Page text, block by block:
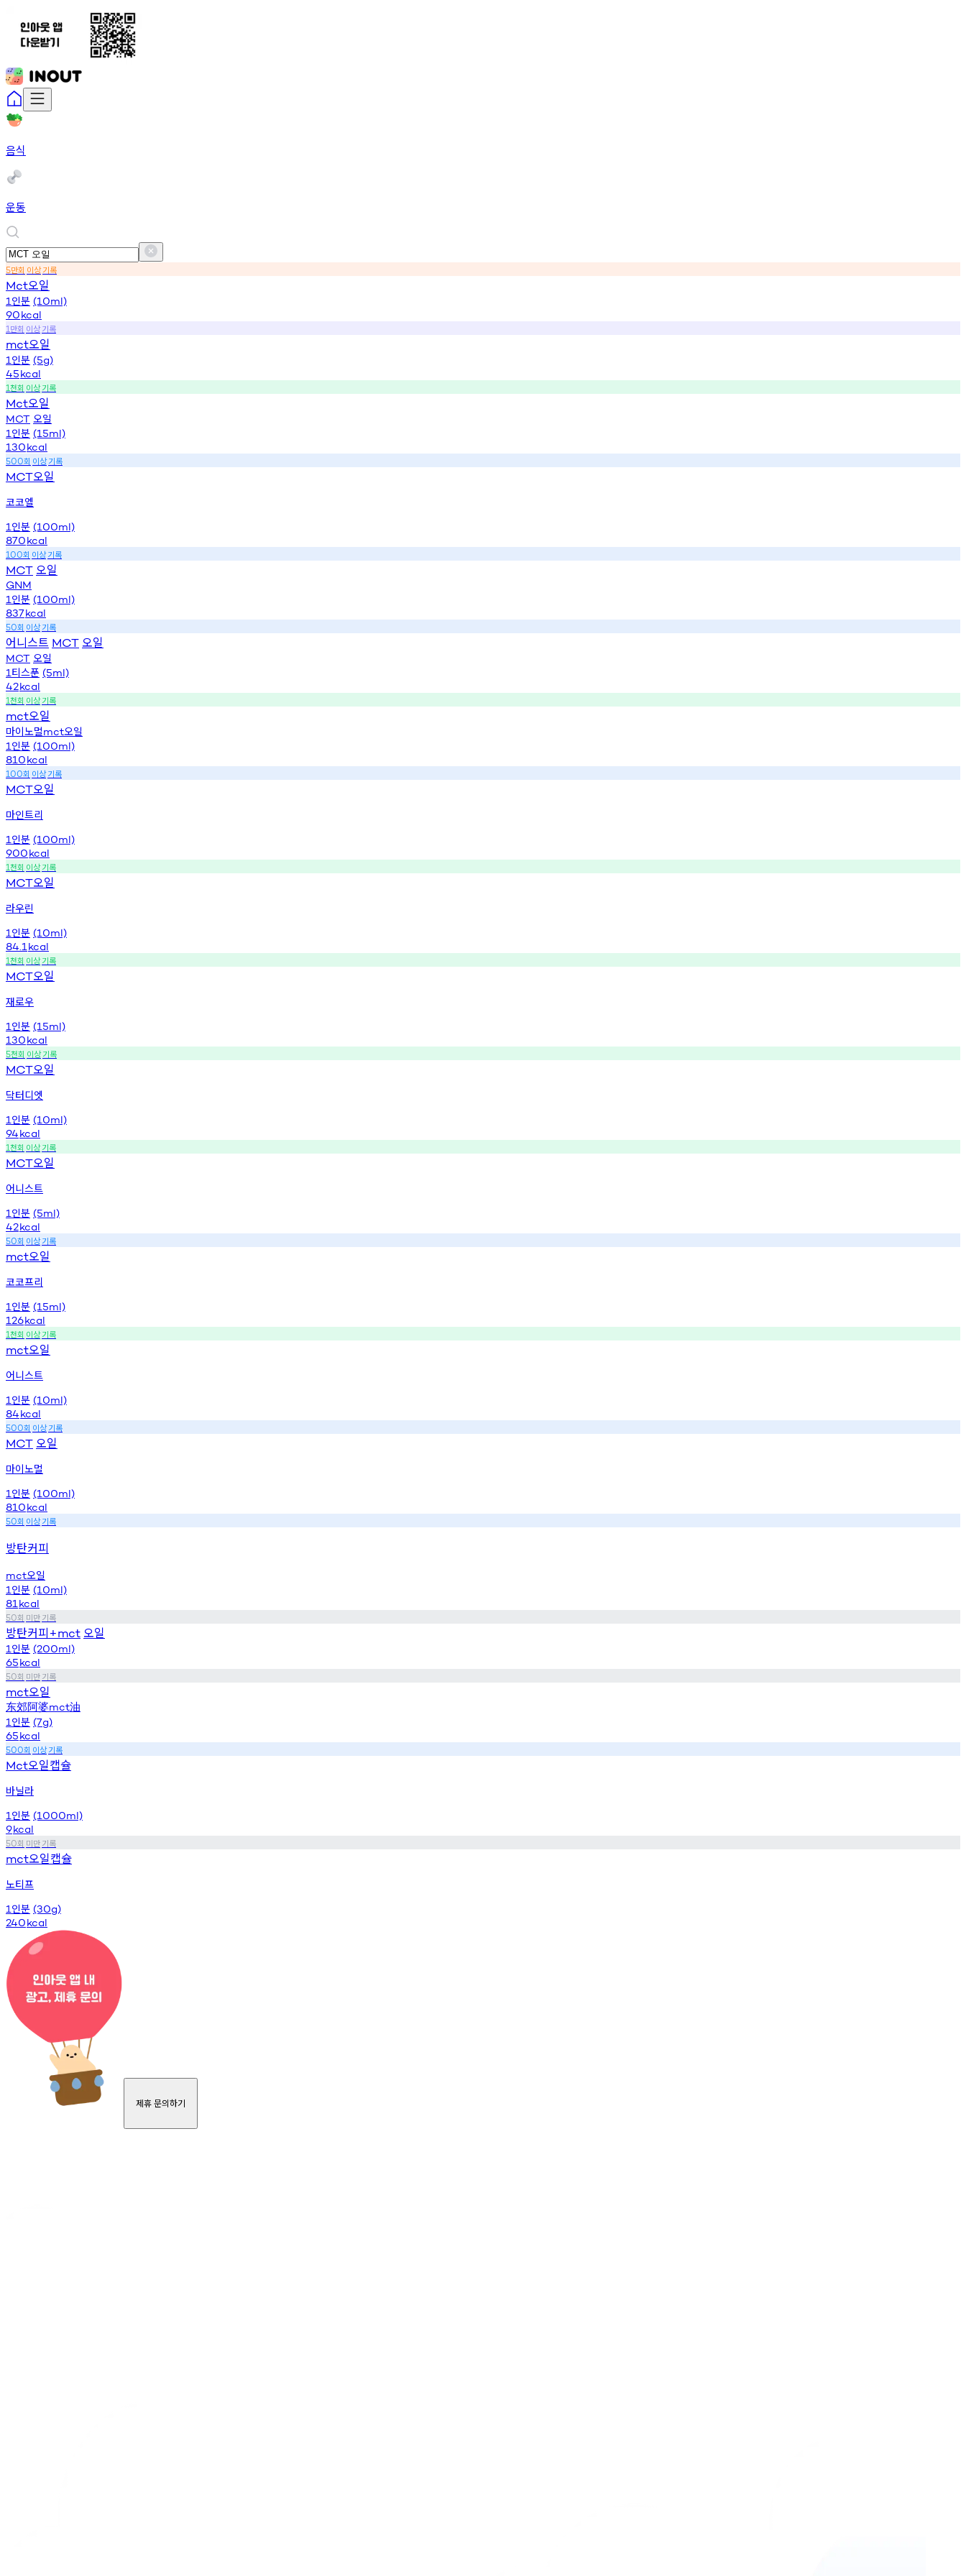
음식
운동
5만회 이상기록
Mct오일
1 인분 (10ml)
90kcal
1 만회 이상기록
mct오일
1 인분 (5g)
45kcal
1천회 이상기록
Mct오일
MCT 오일
1 인분 (15ml)
130kcal
500회 이상기록
MCT오일
코코엘
1 인분 (100ml)
870kcal
100회 이상기록
MCT 오일
GNM
1 인분 (100ml)
837kcal
50회 이상기록
어니스트 MCT 오일
MCT 오일
1 티스푼 (5ml)
42kcal
1천회 이상기록
mct오일
마이노멀mct오일
1 인분 (100ml)
810kcal
100회 이상기록
MCT오일
마인트리
1 인분 (100ml)
900kcal
1천회 이상기록
MCT오일
라우린
1 인분 (10ml)
84.1 kcal
1천회 이상기록
MCT오일
재로우
1 인분 (15ml)
130kcal
5천회 이상기록
MCT오일
닥터디엣
1 인분 (10ml)
94kcal
1천회 이상기록
MCT오일
어니스트
1 인분 (5ml)
42kcal
50회 이상기록
mct오일
코코프리
1 인분 (15ml)
126kcal
1천회 이상기록
mct오일
어니스트
1 인분 (10ml)
84kcal
500회 이상기록
MCT 오일
마이노멀
1 인분 (100ml)
810kcal
50회 이상기록
방탄커피
mct오일
1 인분 (10ml)
81 kcal
50회 미만기록
방탄커피 +mct 오일
1 인분 (200ml)
65kcal
50회 미만기록
mct오일
东郊阿婆mct油
1 인분 (7g)
65kcal
500회 이상기록
Mct오일캡슐
바닐라
1 인분 (1000ml)
9kcal
50회 미만기록
mct오일캡슐
노티프
1 인분 (30g)
240kcal
제휴 문의하기